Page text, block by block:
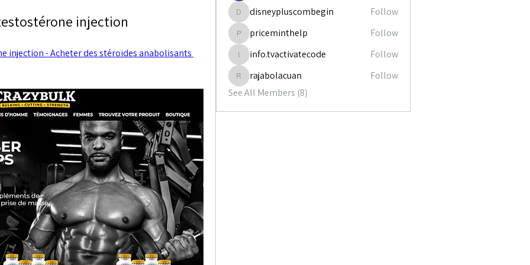
injection
injection - Acheter des stéroïdes anabolisants
disneypluscombegin
disneypluscombegin Follow
priceminthelp
priceminthelp Follow
info.tvactivatecode
info.tvactivatecode Follow
rajabolacuan
rajabolacuan
Follow
See All Members (8)